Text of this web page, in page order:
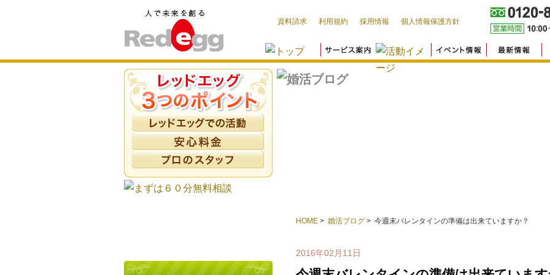
資料請求 利用規約 採用情報 個人情報保護方針
HOME > 婚活ブログ > 今週末バレンタインの準備は出来ていますか？
2016年02月11日